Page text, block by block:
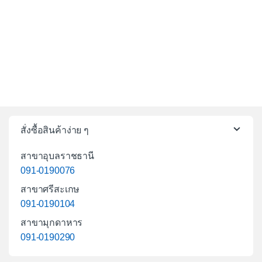
สั่งซื้อสินค้าง่าย ๆ
สาขาอุบลราชธานี
091-0190076
สาขาศรีสะเกษ
091-0190104
สาขามุกดาหาร
091-0190290